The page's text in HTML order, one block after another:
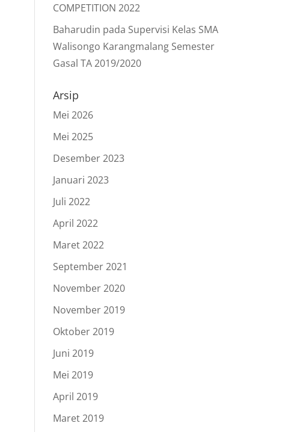
COMPETITION 2022
Baharudin pada Supervisi Kelas SMA
Walisongo Karangmalang Semester
Gasal TA 2019/2020
Arsip
Mei 2026
Mei 2025
Desember 2023
Januari 2023
Juli 2022
April 2022
Maret 2022
September 2021
November 2020
November 2019
Oktober 2019
Juni 2019
Mei 2019
April 2019
Maret 2019